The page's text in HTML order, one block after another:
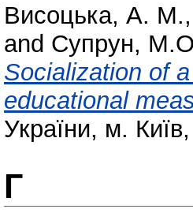
Висоцька, А. М.,
and Супрун,
Socialization of
educational
України, м.
Г